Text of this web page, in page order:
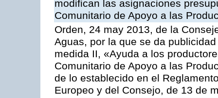
modifican las asignaciones
Comunitario de Apoyo a las
Orden, 24 may 2013, de la
Aguas, por la que se da
medida II, «Ayuda a los
Comunitario de Apoyo a las
de lo establecido en el
Europeo y del Consejo, de 13 de